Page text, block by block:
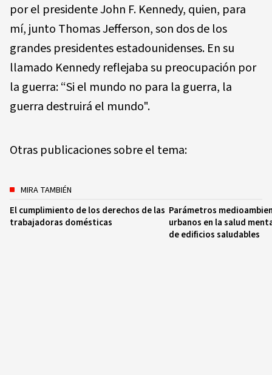
por el presidente John F. Kennedy, quien, para
mí, junto Thomas Jefferson, son dos de los
grandes presidentes estadounidenses. En su
llamado Kennedy reflejaba su preocupación por
la guerra: “Si el mundo no para la guerra, la
guerra destruirá el mundo".
Otras publicaciones sobre el tema:
MIRA TAMBIÉN
El cumplimiento de los derechos de las
trabajadoras domésticas
Parámetros
urbanos en la salud
de edificios saludables